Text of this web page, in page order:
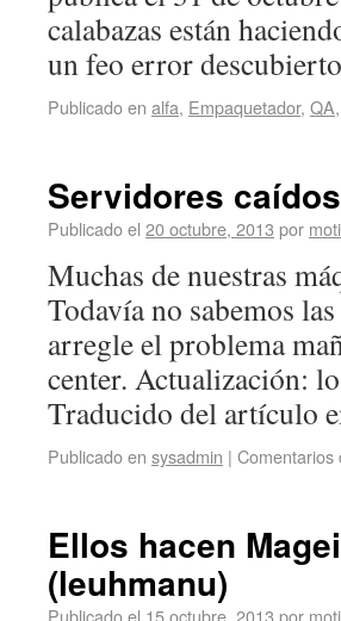
calabazas están
un feo error
Publicado en alfa, Empaquetador, QA,
Servidores caídos
Publicado el 20 octubre, 2013 por
Muchas de nuestras
Todavía no sabemos
arregle el problema
center. Actualización:
Traducido del artículo
Publicado en sysadmin | Comentarios
Ellos hacen
(leuhmanu)
Publicado el 15 octubre, 2013 por